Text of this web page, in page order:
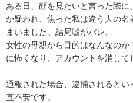
ある日、顔を見たいと言った際
か疑われ、焦った私は違う人の
まいました。結局嘘がバレ、
女性の母親から目的はなんなの
に怖くなり、アカウントを消して
通報された場合、逮捕されると
直不安です。